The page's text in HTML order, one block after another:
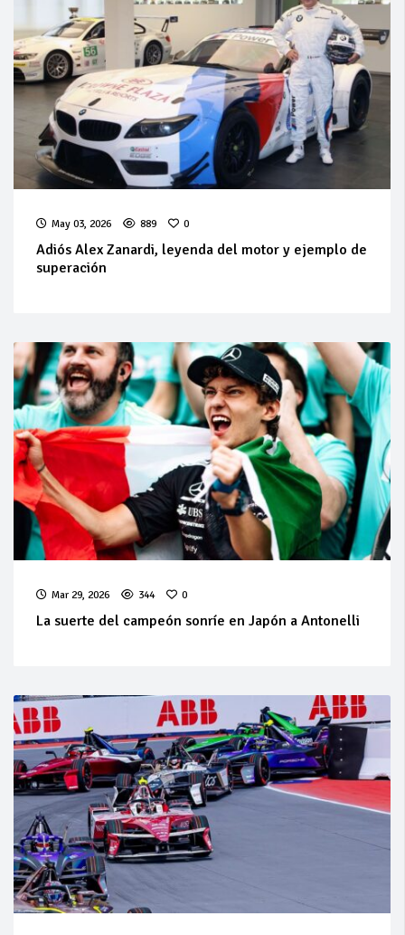
May 03, 2026 889 0
Adiós Alex Zanardi, leyenda del motor y ejemplo de
superación
Mar 29, 2026 344 0
La suerte del campeón sonríe en Japón a Antonelli